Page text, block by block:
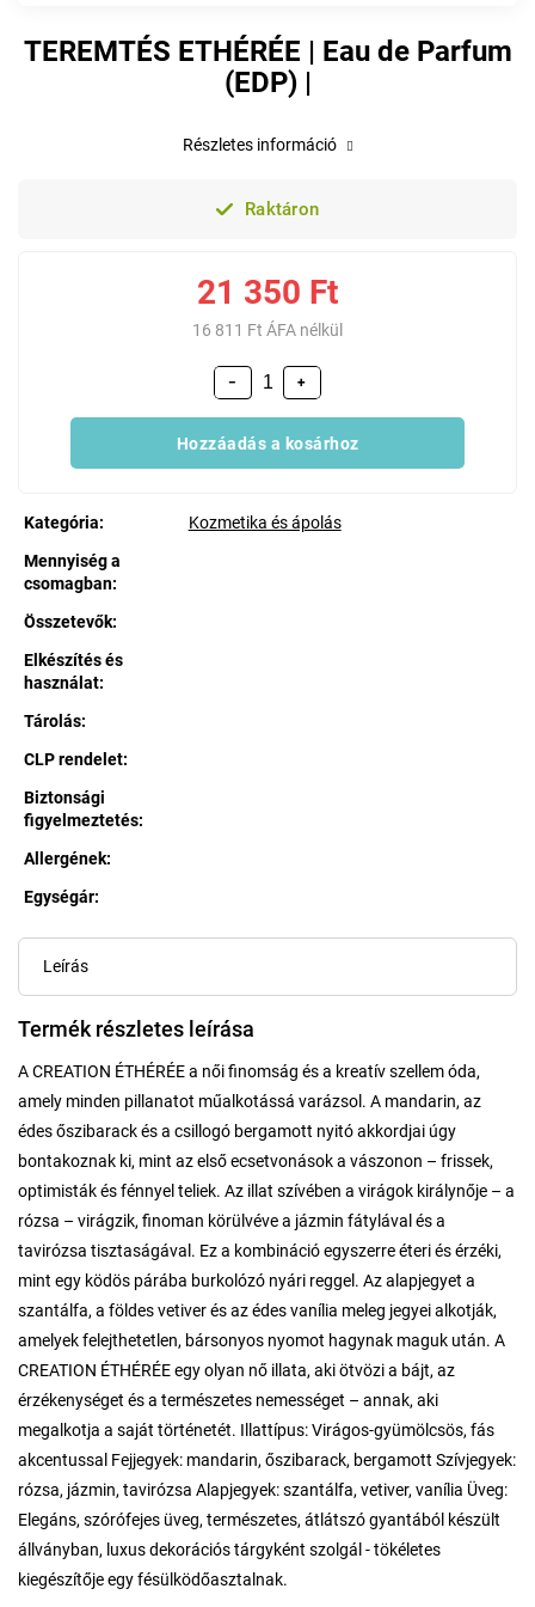
TEREMTÉS ETHÉRÉE | Eau de Parfum
(EDP) |
Raktáron
21 350 Ft
16 811 Ft ÁFA nélkül
+
−
Hozzáadás a kosárhoz
Kategória:
Kozmetika és ápolás
Mennyiség a
csomagban:
Összetevők:
Elkészítés és
használat:
Tárolás:
CLP rendelet:
Biztonsági
figyelmeztetés:
Allergének:
Egységár:
Részletes információ
Leírás
Termék részletes leírása
A CREATION ÉTHÉRÉE a női finomság és a kreatív szellem óda,
amely minden pillanatot műalkotássá varázsol. A mandarin, az
édes őszibarack és a csillogó bergamott nyitó akkordjai úgy
bontakoznak ki, mint az első ecsetvonások a vászonon – frissek,
optimisták és fénnyel teliek. Az illat szívében a virágok királynője – a
rózsa – virágzik, finoman körülvéve a jázmin fátylával és a
tavirózsa tisztaságával. Ez a kombináció egyszerre éteri és érzéki,
mint egy ködös párába burkolózó nyári reggel. Az alapjegyet a
szantálfa, a földes vetiver és az édes vanília meleg jegyei alkotják,
amelyek felejthetetlen, bársonyos nyomot hagynak maguk után. A
CREATION ÉTHÉRÉE egy olyan nő illata, aki ötvözi a bájt, az
érzékenységet és a természetes nemességet – annak, aki
megalkotja a saját történetét. Illattípus: Virágos-gyümölcsös, fás
akcentussal Fejjegyek: mandarin, őszibarack, bergamott Szívjegyek:
rózsa, jázmin, tavirózsa Alapjegyek: szantálfa, vetiver, vanília Üveg:
Elegáns, szórófejes üveg, természetes, átlátszó gyantából készült
állványban, luxus dekorációs tárgyként szolgál - tökéletes
kiegészítője egy fésülködőasztalnak.